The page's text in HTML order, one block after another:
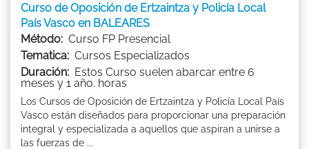
Curso de Oposición de Ertzaintza y Policía Local
País Vasco en BALEARES
Método: Curso FP Presencial
Tematica: Cursos Especializados
Duración: Estos Curso suelen abarcar entre 6
meses y 1 año. horas
Los Cursos de Oposición de Ertzaintza y Policía Local País
Vasco están diseñados para proporcionar una preparación
integral y especializada a aquellos que aspiran a unirse a
las fuerzas de ...